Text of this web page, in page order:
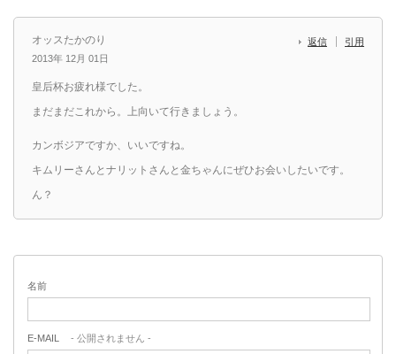
オッスたかのり
2013年 12月 01日
返信 引用
皇后杯お疲れ様でした。
まだまだこれから。上向いて行きましょう。
カンボジアですか、いいですね。
キムリーさんとナリットさんと金ちゃんにぜひお会いしたいです。
ん？
名前
E-MAIL - 公開されません -